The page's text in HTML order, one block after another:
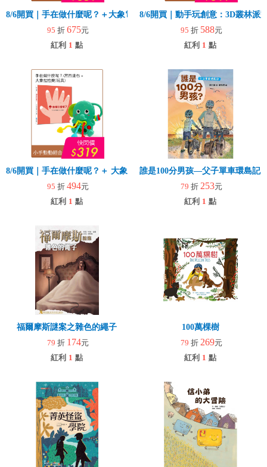
8/6開買｜手在做什麼呢？＋大象電子琴
95 折 675元
紅利 1 點
8/6開買｜動手玩創意：3D叢林派
95 折 588元
紅利 1 點
8/6開買｜手在做什麼呢？＋ 大象拉拉樂(玩具)
95 折 494元
紅利 1 點
誰是100分男孩—父子單車環島記
79 折 253元
紅利 1 點
福爾摩斯謎案之雜色的繩子
79 折 174元
紅利 1 點
100萬棵樹
79 折 269元
紅利 1 點